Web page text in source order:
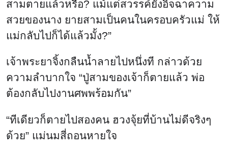
สามตายแล้วหรือ? แม้แต่สวรรค์ยังอิจฉาความ
สวยของนาง ยายสามเป็นคนในครอบครัวแม่ ให้
แม่กลับไปก็ได้แล้วมั้ง?”
เจ้าพระยาจิ้งกลืนน้ำลายไปหนึ่งที กล่าวด้วย
ความลำบากใจ “ปู่สามของเจ้าก็ตายแล้ว พ่อ
ต้องกลับไปงานศพพร้อมกัน”
“ทีเดียวก็ตายไปสองคน ฮวงจุ้ยที่บ้านไม่ดีจริงๆ
ด้วย” แม่นมสี่ถอนหายใจ